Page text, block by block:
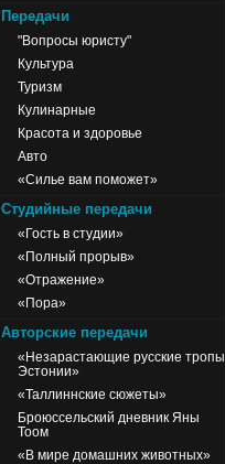
Передачи
"Вопросы юристу"
Культура
Туризм
Кулинарные
Красота и здоровье
Авто
«Силье вам поможет»
Студийные передачи
«Гость в студии»
«Полный прорыв»
«Отражение»
«Пора»
Авторские передачи
«Незарастающие русские тропы
Эстонии»
«Таллиннские сюжеты»
Броюссельский дневник Яны
Тоом
«В мире домашних животных»